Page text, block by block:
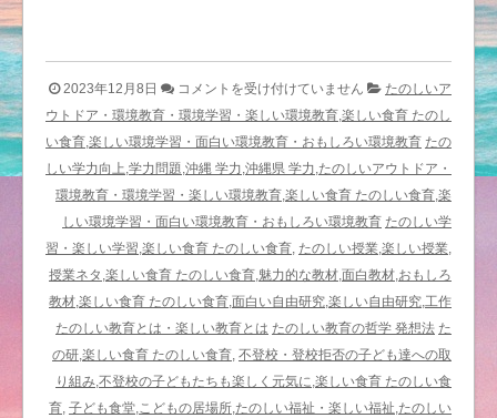
2023年12月8日
〈セ
ン
ニ
チ
コ
ウ
／
千
日
紅〉
が
い
っ
コメントを受け付けていません
たのしいア
ウトドア・環境教育・環境学習・楽しい環境教育,楽しい食育 たのし
い食育,楽しい環境学習・面白い環境教育・おもしろい環境教育 たの
しい学力向上,学力問題,沖縄 学力,沖縄県 学力,たのしいアウトドア・
環境教育・環境学習・楽しい環境教育,楽しい食育 たのしい食育,楽
しい環境学習・面白い環境教育・おもしろい環境教育 たのしい学
習・楽しい学習,楽しい食育 たのしい食育, たのしい授業,楽しい授業,
授業ネタ,楽しい食育 たのしい食育,魅力的な教材,面白教材,おもしろ
教材,楽しい食育 たのしい食育,面白い自由研究,楽しい自由研究,工作
たのしい教育とは・楽しい教育とは たのしい教育の哲学 発想法 た
の研,楽しい食育 たのしい食育, 不登校・登校拒否の子ども達への取
り組み,不登校の子どもたちも楽しく元気に,楽しい食育 たのしい食
育, 子ども食堂,こどもの居場所,たのしい福祉・楽しい福祉,たのしい